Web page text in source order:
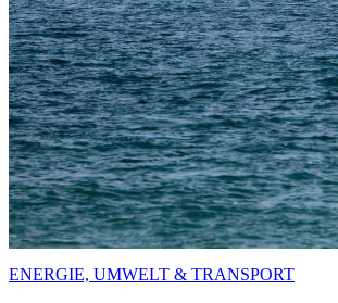
ENERGIE, UMWELT & TRANSPORT